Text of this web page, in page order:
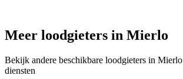
Meer loodgieters in Mierlo
Bekijk andere beschikbare loodgieters in Mierlo
diensten